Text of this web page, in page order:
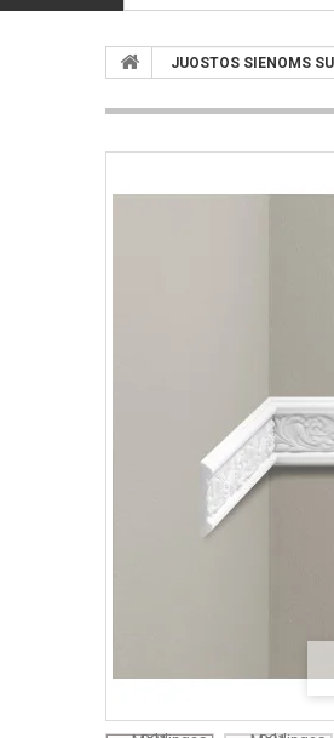
JUOSTOS SIENOMS